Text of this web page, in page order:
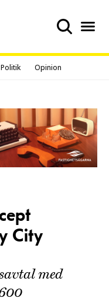
Politik Opinion
City
med